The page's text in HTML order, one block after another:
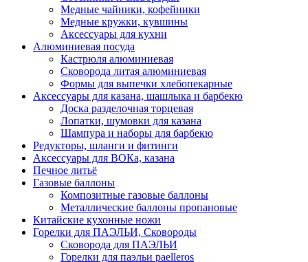
Медные чайники, кофейники
Медные кружки, кувшины
Аксессуары для кухни
Алюминиевая посуда
Кастрюля алюминиевая
Сковорода литая алюминиевая
Формы для выпечки хлебопекарные
Аксессуары для казана, шашлыка и барбекю
Доска разделочная торцевая
Лопатки, шумовки для казана
Шампура и наборы для барбекю
Редукторы, шланги и фитинги
Аксессуары для ВОКа, казана
Печное литьё
Газовые баллоны
Композитные газовые баллоны
Металлические баллоны пропановые
Китайские кухонные ножи
Горелки для ПАЭЛЬИ, Сковороды
Сковорода для ПАЭЛЬИ
Горелки для паэльи paelleros